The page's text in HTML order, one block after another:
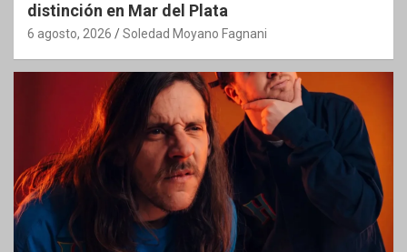
distinción en Mar del Plata
6 agosto, 2026 Soledad Moyano Fagnani